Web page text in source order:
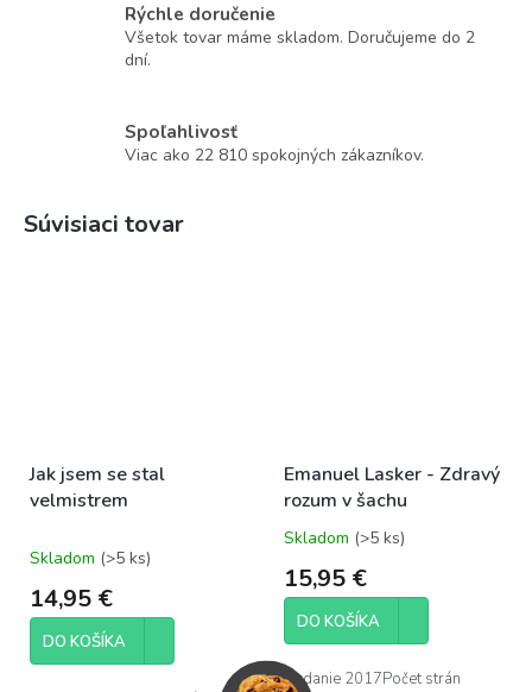
Rýchle doručenie
Všetok tovar máme skladom. Doručujeme do 2
dní.
Spoľahlivosť
Viac ako 22 810 spokojných zákazníkov.
Súvisiaci tovar
Jak jsem se stal
velmistrem
Skladom (>5 ks)
14,95 €
DO KOŠÍKA
Emanuel Lasker - Zdravý
rozum v šachu
Priemerné
produktu
5,0
5
Skladom (>5 ks)
15,95 €
DO KOŠÍKA
Vydanie 2017Počet strán